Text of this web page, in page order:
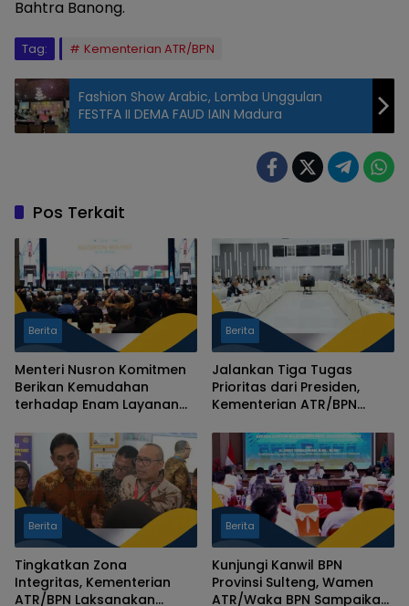
Bahtra Banong.
Tag: Kementerian ATR/BPN
Fashion Show Arabic, Lomba Unggulan
FESTFA II DEMA FAUD IAIN Madura
Pos Terkait
Berita
Menteri Nusron Komitmen
Berikan Kemudahan
terhadap Enam Layanan
untuk Wujudkan Program
Tiga Juta Rumah
Berita
Jalankan Tiga Tugas
Prioritas dari Presiden,
Kementerian ATR/BPN
Penanganan Isu Strategis
Bersama BUMN
Berita
Tingkatkan Zona
Integritas, Kementerian
ATR/BPN Laksanakan
Berita
Kunjungi Kanwil BPN
Provinsi Sulteng, Wamen
ATR/Waka BPN Sampaikan